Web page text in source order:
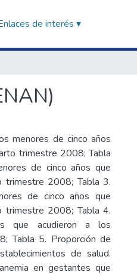
de interés ▾
menores de cinco años
trimestre 2008; Tabla
de cinco años que
trimestre 2008; Tabla 3.
de cinco años que
trimestre 2008; Tabla 4.
que acudieron a los
Tabla 5. Proporción de
de salud.
en gestantes que